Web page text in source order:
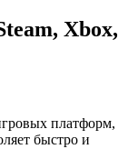
Xbox,
платформ,
быстро и